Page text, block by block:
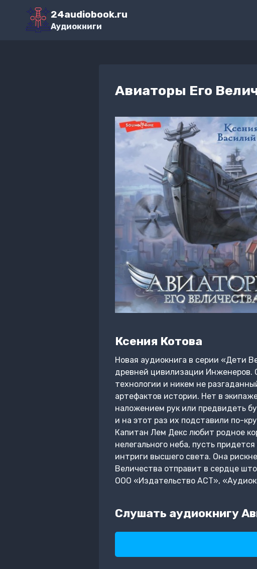
Перейти
содержимому
24audiobook.ru
Аудиокниги
Авиаторы Его
Ксения Котова
Новая аудиокнига в серии «Дети
древней цивилизации Инженеров.
технологии и никем не
артефактов истории. Нет в
наложением рук или предвидеть
и на этот раз их подставили по-
Капитан Лем Декс любит родное
нелегального неба, пусть
интриги высшего света. Она
Величества отправит в сердце
ООО «Издательство АСТ»,
Слушать аудиокнигу